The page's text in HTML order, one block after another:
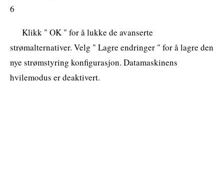
6
Klikk " OK " for å lukke de avanserte
strømalternativer. Velg " Lagre endringer " for å lagre den
nye strømstyring konfigurasjon. Datamaskinens
hvilemodus er deaktivert.